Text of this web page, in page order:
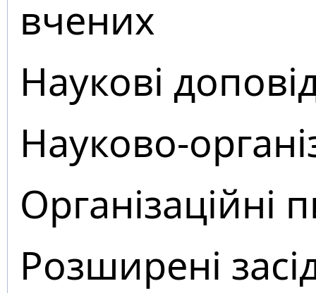
вчених
Наукові
Науково-
Організаційні
Розширені